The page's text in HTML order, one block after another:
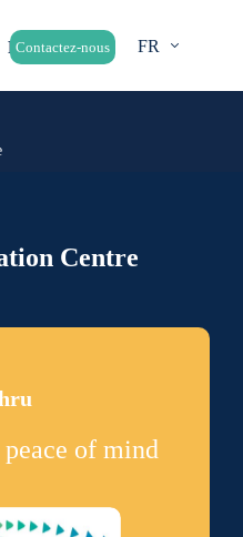
Contactez-nous FR
Centre
of mind